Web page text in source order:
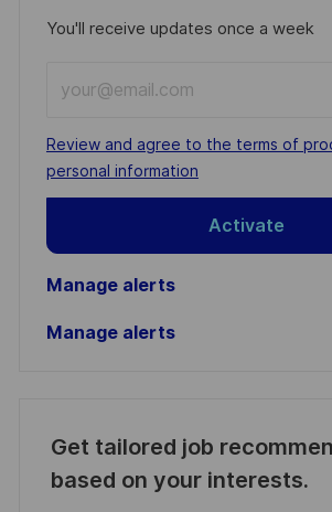
You'll receive updates once a week
Email
address
(Required)
Required
Review and agree to the terms of
personal information
Activate
Manage alerts
Manage alerts
Get tailored job
based on your interests.